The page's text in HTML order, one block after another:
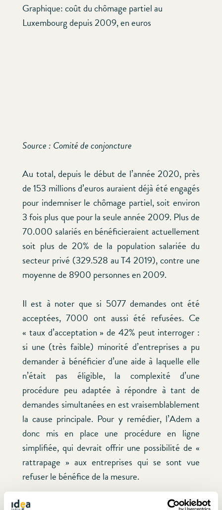
Graphique: coût du chômage partiel au
Luxembourg depuis 2009, en euros
Source : Comité de conjoncture
Au total, depuis le début de l’année 2020, près
de 153 millions d’euros auraient déjà été engagés
pour indemniser le chômage partiel, soit environ
3 fois plus que pour la seule année 2009. Plus de
70.000 salariés en bénéficieraient actuellement
soit plus de 20% de la population salariée du
secteur privé (329.528 au T4 2019), contre une
moyenne de 8900 personnes en 2009.
Il est à noter que si 5077 demandes ont été
acceptées, 7000 ont aussi été refusées. Ce
« taux d’acceptation » de 42% peut interroger :
si une (très faible) minorité d’entreprises a pu
demander à bénéficier d’une aide à laquelle elle
n’était pas éligible, la complexité d’une
procédure peu adaptée à répondre à tant de
demandes simultanées en est vraisemblablement
la cause principale. Pour y remédier, l’Adem a
donc mis en place une procédure en ligne
simplifiée, qui devrait offrir une possibilité de «
rattrapage » aux entreprises qui se sont vue
refuser le bénéfice de la mesure.
Aussi, en gardant bien à l’esprit qu’une majorité